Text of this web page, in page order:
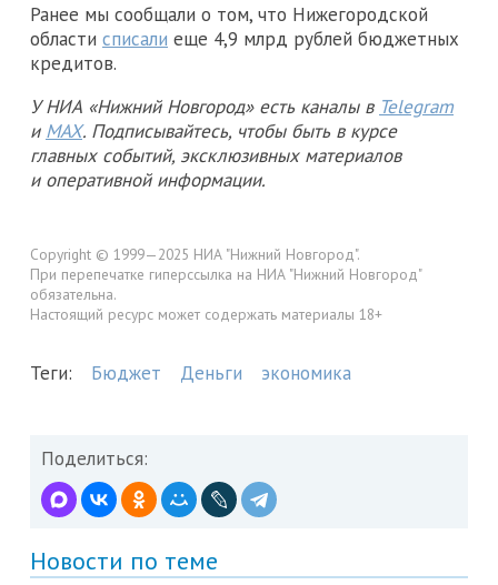
Ранее мы сообщали о том, что Нижегородской
области списали еще 4,9 млрд рублей бюджетных
кредитов.
У НИА «Нижний Новгород» есть каналы в Telegram
и MAX. Подписывайтесь, чтобы быть в курсе
главных событий, эксклюзивных материалов
и оперативной информации.
Copyright © 1999—2025 НИА "Нижний Новгород".
При перепечатке гиперссылка на НИА "Нижний Новгород"
обязательна.
Настоящий ресурс может содержать материалы 18+
Теги: Бюджет Деньги экономика
Поделиться:
Новости по теме